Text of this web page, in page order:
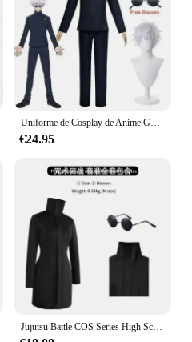
Uniforme de Cosplay de Anime Gojo Satoru, Jujutsu Kaisen Gojo Satoru, uniforme de escuela secundaria, traje de peluca, disfraces de Halloween
€24.95
Jujutsu Battle COS Series High School Gojo faldas para mujer cosplay y Anime ropa COS para mujer